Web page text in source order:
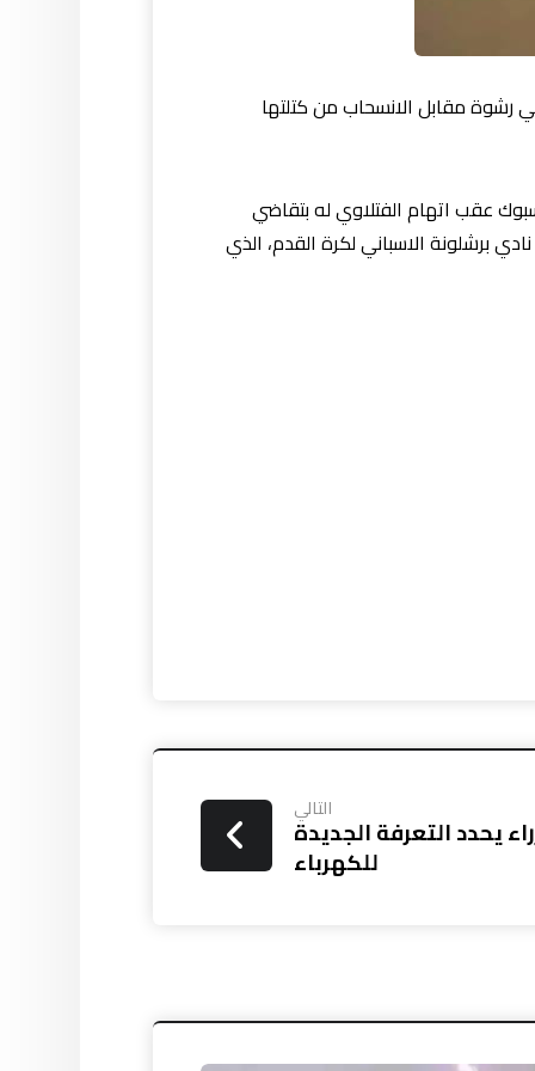
رشوة مقابل الانسحاب من كتلتها
عقب اتهام الفتلاوي له بتقاضي
برشلونة الاسباني لكرة القدم، الذي
التالي
يحدد التعرفة الجديدة
للكهرباء